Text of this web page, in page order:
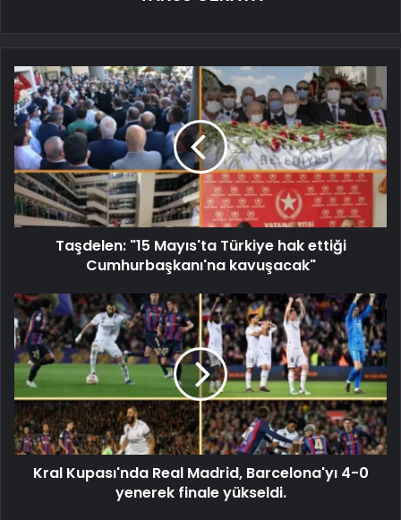
Taşdelen: "15 Mayıs'ta Türkiye hak ettiği
Cumhurbaşkanı'na kavuşacak"
Kral Kupası'nda Real Madrid, Barcelona'yı 4-0
yenerek finale yükseldi.